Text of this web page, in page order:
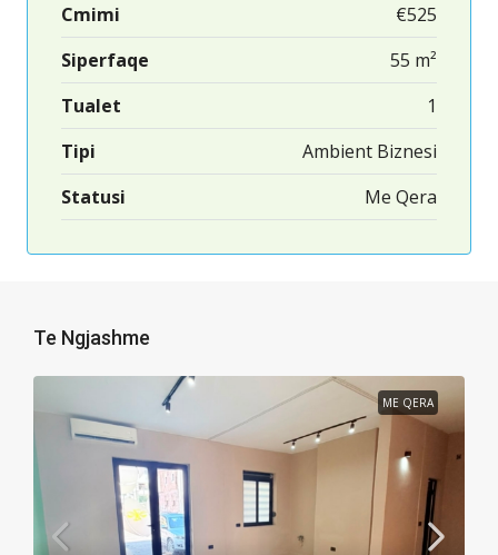
Cmimi
€525
Siperfaqe
55 m²
Tualet
1
Tipi
Ambient Biznesi
Statusi
Me Qera
Te Ngjashme
ME QERA